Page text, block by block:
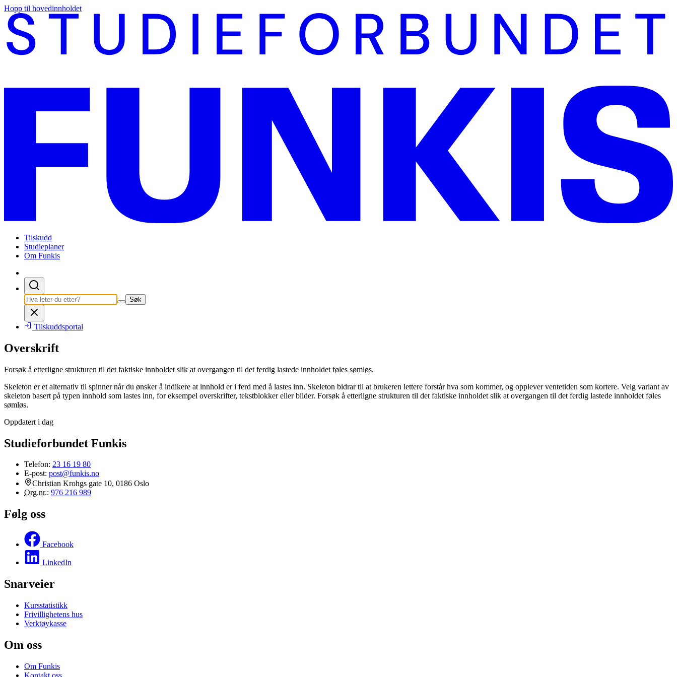
Hopp til hovedinnholdet
Tilskudd
Studieplaner
Om Funkis
Søk
Tilskuddsportal
Overskrift
Forsøk å etterligne strukturen til det faktiske innholdet slik at overgangen til det ferdig lastede innholdet føles sømløs.
Skeleton er et alternativ til spinner når du ønsker å indikere at innhold er i ferd med å lastes inn. Skeleton bidrar til at brukeren lettere forstår hva som kommer, og opplever ventetiden som kortere. Velg variant av
skeleton basert på typen innhold som lastes inn, for eksempel overskrifter, tekstblokker eller bilder. Forsøk å etterligne strukturen til det faktiske innholdet slik at overgangen til det ferdig lastede innholdet føles
sømløs.
Oppdatert i dag
Studieforbundet Funkis
Telefon: 23 16 19 80
E-post: post@funkis.no
Christian Krohgs gate 10, 0186 Oslo
Org.nr.: 976 216 989
Følg oss
Facebook
LinkedIn
Snarveier
Kursstatistikk
Frivillighetens hus
Verktøykasse
Om oss
Om Funkis
Kontakt oss